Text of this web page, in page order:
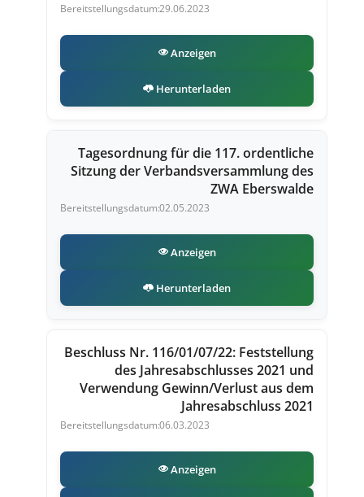
29.06.2023
Anzeigen
Herunterladen
Tagesordnung für die 117. ordentliche
Sitzung der Verbandsversammlung des
ZWA Eberswalde
02.05.2023
Anzeigen
Herunterladen
Beschluss Nr. 116/01/07/22: Feststellung
des Jahresabschlusses 2021 und
Verwendung Gewinn/Verlust aus dem
Jahresabschluss 2021
06.03.2023
Anzeigen